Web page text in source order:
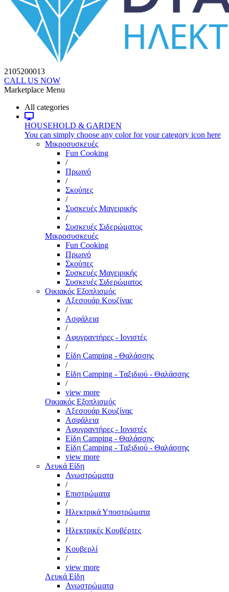
2105200013
CALL US NOW
Marketplace Menu
All categories
HOUSEHOLD & GARDEN
You can simply choose any color for your category icon here
Μικροσυσκευές
Fun Cooking
/
Πρωινό
/
Σκούπες
/
Συσκευές Μαγειρικής
/
Συσκευές Σιδερώματος
Μικροσυσκευές
Fun Cooking
Πρωινό
Σκούπες
Συσκευές Μαγειρικής
Συσκευές Σιδερώματος
Οικιακός Εξοπλισμός
Αξεσουάρ Κουζίνας
/
Ασφάλεια
/
Αφυγραντήρες - Ιονιστές
/
Είδη Camping - Θαλάσσης
/
Είδη Camping - Ταξιδιού - Θαλάσσης
/
view more
Οικιακός Εξοπλισμός
Αξεσουάρ Κουζίνας
Ασφάλεια
Αφυγραντήρες - Ιονιστές
Είδη Camping - Θαλάσσης
Είδη Camping - Ταξιδιού - Θαλάσσης
view more
Λευκά Είδη
Ανωστρώματα
/
Επιστρώματα
/
Ηλεκτρικά Υποστρώματα
/
Ηλεκτρικές Κουβέρτες
/
Κουβερλί
/
view more
Λευκά Είδη
Ανωστρώματα